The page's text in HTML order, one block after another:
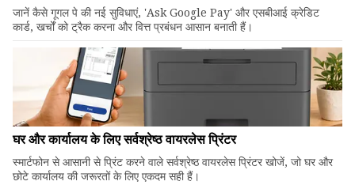
जानें कैसे गूगल पे की नई सुविधाएं, 'Ask Google Pay' और एसबीआई क्रेडिट
कार्ड, खर्चों को ट्रैक करना और वित्त प्रबंधन आसान बनाती हैं।
घर और कार्यालय के लिए सर्वश्रेष्ठ वायरलेस प्रिंटर
स्मार्टफोन से आसानी से प्रिंट करने वाले सर्वश्रेष्ठ वायरलेस प्रिंटर खोजें, जो घर और
छोटे कार्यालय की जरूरतों के लिए एकदम सही हैं।